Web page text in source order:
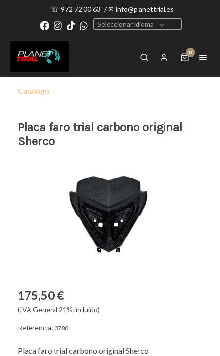
☏ 972 72 00 63 /✉ info@planettrial.es
Seleccionar idioma
0
Catálogo
Placa faro trial carbono original
Sherco
175,50 €
(IVA General 21% incluido)
Referencia: 3780
Placa faro trial carbono original Sherco